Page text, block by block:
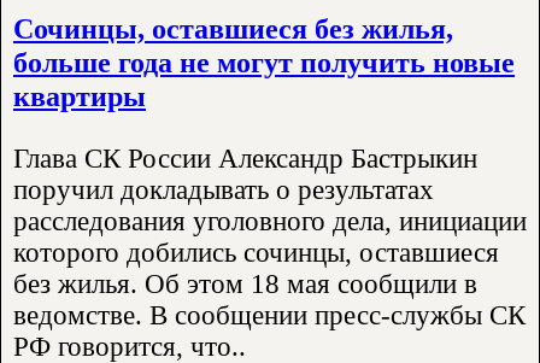
Сочинцы, оставшиеся без жилья,
больше года не могут получить новые
квартиры
Глава СК России Александр Бастрыкин
поручил докладывать о результатах
расследования уголовного дела, инициации
которого добились сочинцы, оставшиеся
без жилья. Об этом 18 мая сообщили в
ведомстве. В сообщении пресс-службы СК
РФ говорится, что..